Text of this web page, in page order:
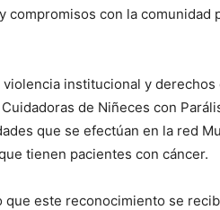
con la comunidad
institucional y derechos
de Niñeces con
que se efectúan en la red
tienen pacientes con cáncer.
que este reconocimiento se